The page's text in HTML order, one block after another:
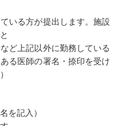
いる方が提出します。施設
ど上記以外に勤務している
る医師の署名・捺印を受け
を記入）